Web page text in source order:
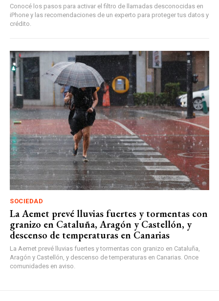
Conocé los pasos para activar el filtro de llamadas desconocidas en
iPhone y las recomendaciones de un experto para proteger tus datos y
crédito.
SOCIEDAD
La Aemet prevé lluvias fuertes y tormentas con
granizo en Cataluña, Aragón y Castellón, y
descenso de temperaturas en Canarias
La Aemet prevé lluvias fuertes y tormentas con granizo en Cataluña,
Aragón y Castellón, y descenso de temperaturas en Canarias. Once
comunidades en aviso.